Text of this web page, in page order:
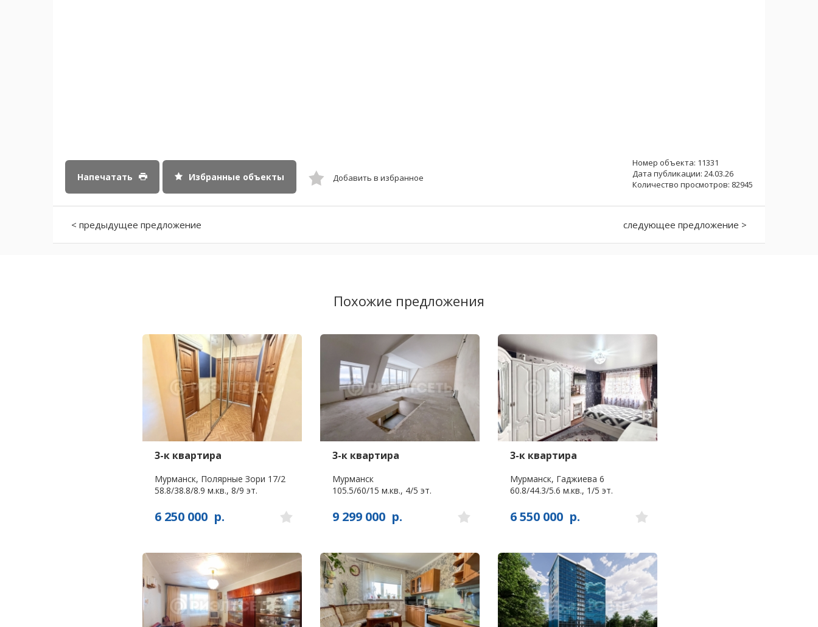
Напечатать Избранные объекты Добавить в избранное
Номер объекта: 11331
Дата публикации: 24.03.26
Количество просмотров: 82945
< предыдущее предложение следующее предложение >
Похожие предложения
3-к квартира
Мурманск, Полярные Зори 17/2
58.8/38.8/8.9 м.кв., 8/9 эт.
6 250 000 р.
3-к квартира
Мурманск
105.5/60/15 м.кв., 4/5 эт.
9 299 000 р.
3-к квартира
Мурманск, Гаджиева 6
60.8/44.3/5.6 м.кв., 1/5 эт.
6 550 000 р.